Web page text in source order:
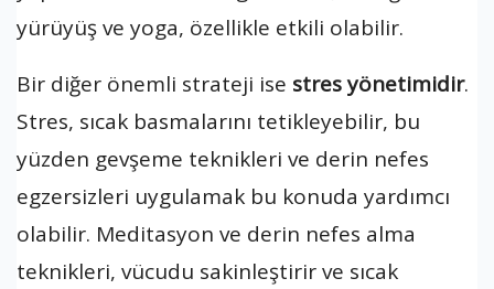
yürüyüş ve yoga, özellikle etkili olabilir.
Bir diğer önemli strateji ise stres yönetimidir.
Stres, sıcak basmalarını tetikleyebilir, bu
yüzden gevşeme teknikleri ve derin nefes
egzersizleri uygulamak bu konuda yardımcı
olabilir. Meditasyon ve derin nefes alma
teknikleri, vücudu sakinleştirir ve sıcak